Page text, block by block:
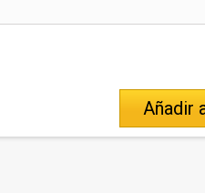
Añadir